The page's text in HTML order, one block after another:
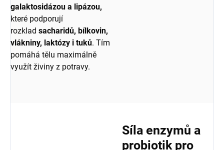
galaktosidázou a lipázou,
které podporují
rozklad sacharidů, bílkovin,
vlákniny, laktózy i tuků. Tím
pomáhá tělu maximálně
využít živiny z potravy.
Síla enzymů a
probiotik pro